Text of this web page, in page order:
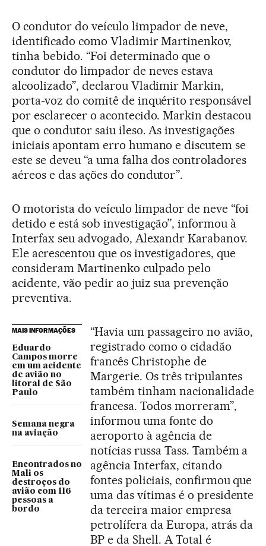
O condutor do veículo limpador de neve,
identificado como Vladimir Martinenkov,
tinha bebido. “Foi determinado que o
condutor do limpador de neves estava
alcoolizado”, declarou Vladimir Markin,
porta-voz do comitê de inquérito responsável
por esclarecer o acontecido. Markin destacou
que o condutor saiu ileso. As investigações
iniciais apontam erro humano e discutem se
este se deveu “a uma falha dos controladores
aéreos e das ações do condutor”.
O motorista do veículo limpador de neve “foi
detido e está sob investigação”, informou à
Interfax seu advogado, Alexandr Karabanov.
Ele acrescentou que os investigadores, que
consideram Martinenko culpado pelo
acidente, vão pedir ao juiz sua prevenção
preventiva.
MAIS INFORMAÇÕES
Eduardo
Campos morre
em um acidente
de avião no
litoral de São
Paulo
Semana negra
na aviação
Encontrados no
Mali os
destroços do
avião com 116
pessoas a
bordo
“Havia um passageiro no avião,
registrado como o cidadão
francês Christophe de
Margerie. Os três tripulantes
também tinham nacionalidade
francesa. Todos morreram”,
informou uma fonte do
aeroporto à agência de
notícias russa Tass. Também a
agência Interfax, citando
fontes policiais, confirmou que
uma das vítimas é o presidente
da terceira maior empresa
petrolífera da Europa, atrás da
BP e da Shell. A Total é